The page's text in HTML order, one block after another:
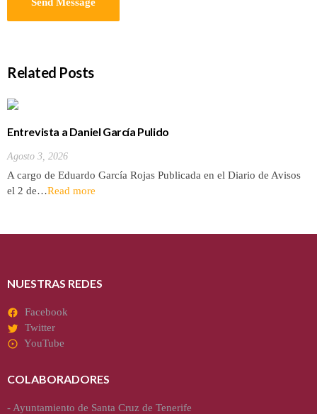
Related Posts
Entrevista a Daniel García Pulido
Agosto 3, 2026
A cargo de Eduardo García Rojas Publicada en el Diario de Avisos
el 2 de…Read more
NUESTRAS REDES
Facebook
Twitter
YouTube
COLABORADORES
- Ayuntamiento de Santa Cruz de Tenerife